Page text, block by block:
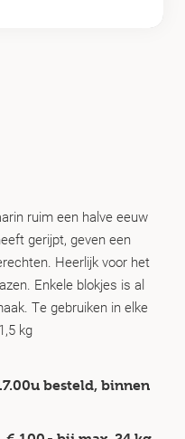
ruim een halve eeuw
gerijpt, geven een
Heerlijk voor het
Enkele blokjes is al
Te gebruiken in elke
kg
besteld, binnen